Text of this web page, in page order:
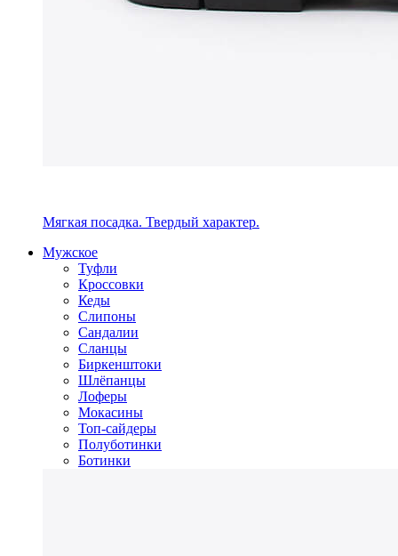
Мягкая посадка. Твердый характер.
Мужское
Туфли
Кроссовки
Кеды
Слипоны
Сандалии
Сланцы
Биркенштоки
Шлёпанцы
Лоферы
Мокасины
Топ-сайдеры
Полуботинки
Ботинки